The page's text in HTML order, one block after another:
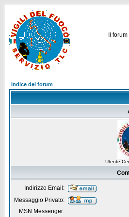
Il
Indice del forum
Utente
Indirizzo Email:
Messaggio Privato:
MSN Messenger: